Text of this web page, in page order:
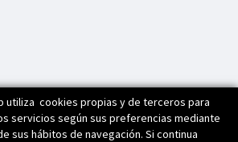
utiliza cookies propias y de terceros para
servicios según sus preferencias mediante
sus hábitos de navegación. Si continua